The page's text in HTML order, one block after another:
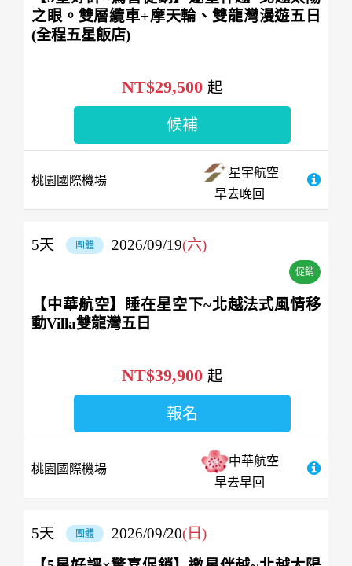
之眼。雙層纜車+摩天輪、雙龍灣漫遊五日
(全程五星飯店)
桃園國際機場
星宇航空
早去晚回
NT$29,500 起
候補
促銷
團體 2026/09/19(六)
5天
【中華航空】睡在星空下~北越法式風情移
動Villa雙龍灣五日
桃園國際機場
中華航空
早去早回
NT$39,900 起
報名
團體 2026/09/20(日)
5天